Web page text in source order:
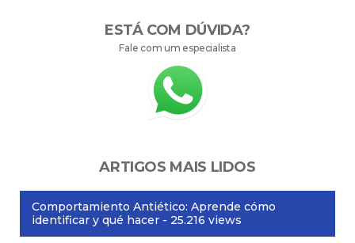
ESTÁ COM DÚVIDA?
Fale com um especialista
ARTIGOS MAIS LIDOS
Comportamiento Antiético: Aprende cómo
identificar y qué hacer - 25.216 views